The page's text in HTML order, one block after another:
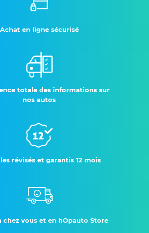
Achat en ligne sécurisé
totale des informations sur
nos autos
révisés et garantis 12 mois
chez vous et en hOpauto Store